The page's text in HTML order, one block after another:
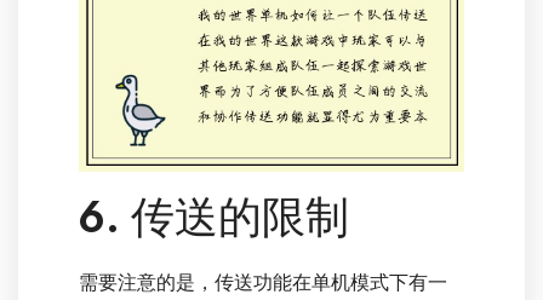
6. 传送的限制
需要注意的是，传送功能在单机模式下有一